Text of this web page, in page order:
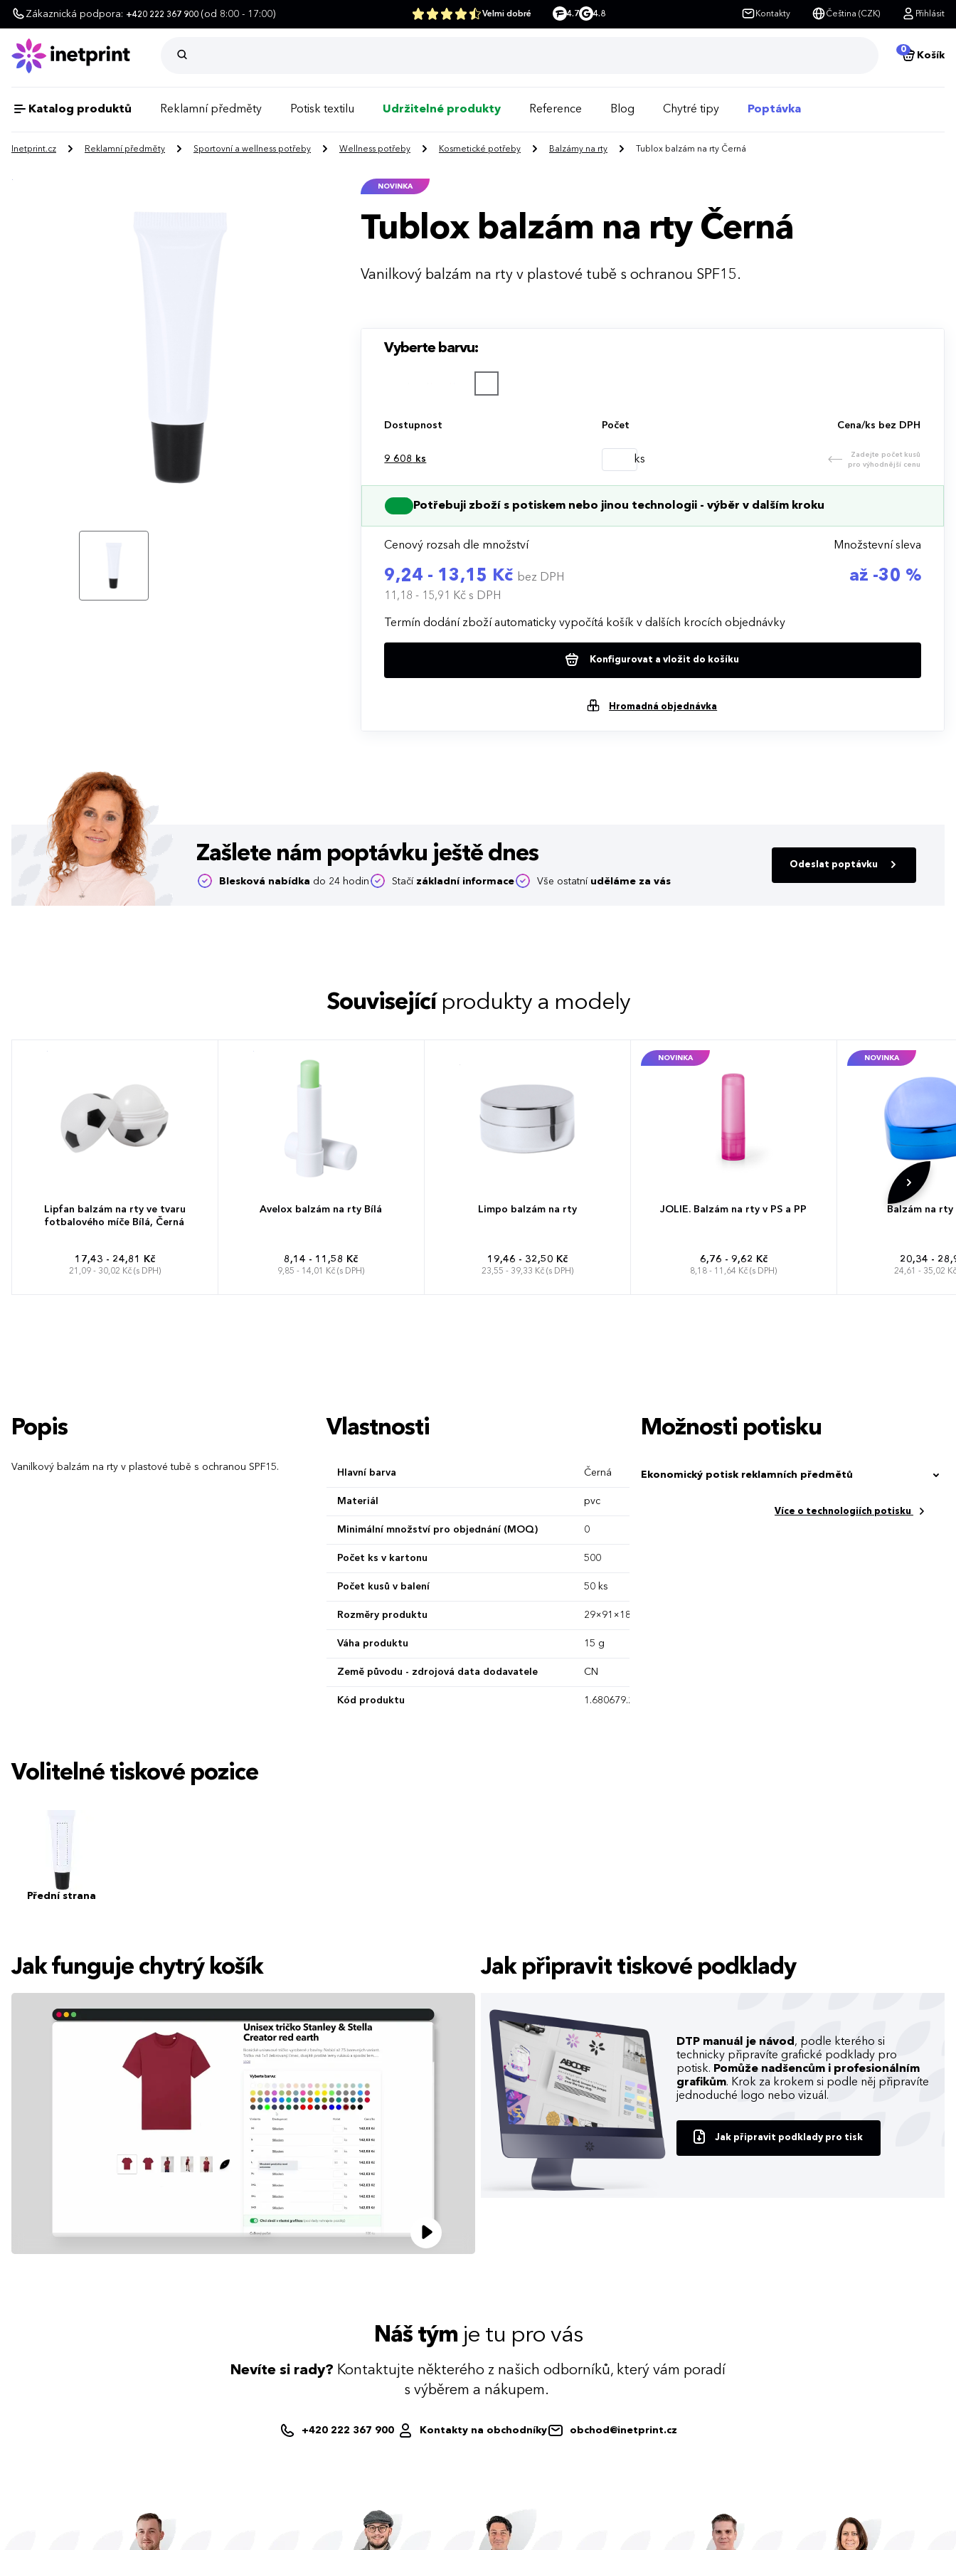
Zákaznická podpora: +420 222 367 900 (od 8:00 - 17:00) Velmi dobré 4.7 4.8 Kontakty Čeština (CZK) Přihlásit
0
Košík
Katalog produktů Reklamní předměty Potisk textilu Udržitelné produkty Reference Blog Chytré tipy Poptávka
Inetprint.cz Reklamní předměty Sportovní a wellness potřeby Wellness potřeby Kosmetické potřeby Balzámy na rty Tublox balzám na rty Černá
NOVINKA
Tublox balzám na rty Černá
Vanilkový balzám na rty v plastové tubě s ochranou SPF15.
Vyberte barvu:
Dostupnost Počet Cena/ks bez DPH
9 608 ks ks
Zadejte počet kusů
pro výhodnější cenu
Potřebuji zboží s potiskem nebo jinou technologii - výběr v dalším kroku
Cenový rozsah dle množství
9,24 - 13,15 Kč bez DPH
11,18 - 15,91 Kčs DPH
Množstevní sleva
až -30 %
Termín dodání zboží automaticky vypočítá košík v dalších krocích objednávky
Konfigurovat a vložit do košíku
Hromadná objednávka
Zašlete nám poptávku ještě dnes
Blesková nabídka do 24 hodin Stačí základní informace Vše ostatní uděláme za vás
Odeslat poptávku
Související produkty a modely
Lipfan balzám na rty ve tvaru
fotbalového míče Bílá, Černá
17,43 - 24,81 Kč
21,09 - 30,02 Kč (s DPH)
Avelox balzám na rty Bílá
8,14 - 11,58 Kč
9,85 - 14,01 Kč (s DPH)
Limpo balzám na rty
19,46 - 32,50 Kč
23,55 - 39,33 Kč (s DPH)
NOVINKA
JOLIE. Balzám na rty v PS a PP
6,76 - 9,62 Kč
8,18 - 11,64 Kč (s DPH)
NOVINKA
Balzám na
20,34 -
24,61 - 35,02 Kč
Popis
Vanilkový balzám na rty v plastové tubě s ochranou SPF15.
Vlastnosti
Hlavní barva Černá
Materiál pvc
Minimální množství pro objednání (MOQ) 0
Počet ks v kartonu 500
Počet kusů v balení 50 ks
Rozměry produktu 29×91×18 mm
Váha produktu 15 g
Země původu - zdrojová data dodavatele CN
Kód produktu 1.680679.2.00
Možnosti potisku
Ekonomický potisk reklamních předmětů
Více o technologiích potisku
Volitelné tiskové pozice
Přední strana
Jak funguje chytrý košík Jak připravit tiskové podklady
DTP manuál je návod , podle kterého si
technicky připravíte grafické podklady pro
potisk. Pomůže nadšencům i profesionálním
grafikům. Krok za krokem si podle něj připravíte
jednoduché logo nebo vizuál.
Jak připravit podklady pro tisk
Náš tým je tu pro vás
Nevíte si rady? Kontaktujte některého z našich odborníků, který vám poradí
s výběrem a nákupem.
+420 222 367 900 Kontakty na obchodníky obchod@inetprint.cz